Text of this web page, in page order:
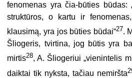
fenomenas yra čia-būties būdas:
struktūros, o kartu ir
klausimą, yra jos būties būdai“27.
Šliogeris, tvirtina, jog būtis yra
mirtis28, A. Šliogeriui „vienintelis
daiktai tik nyksta, tačiau nemiršta